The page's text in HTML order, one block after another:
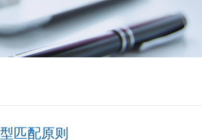
匹配原则